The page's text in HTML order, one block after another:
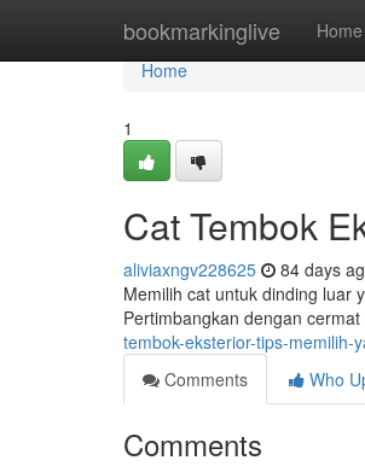
bookmarkinglive Home
Home
Home
1
Cat Tembok
aliviaxngv228625 84 days
Memilih cat untuk dinding luar
Pertimbangkan dengan
tembok-eksterior-tips-memilih-
Comments
Who
Comments